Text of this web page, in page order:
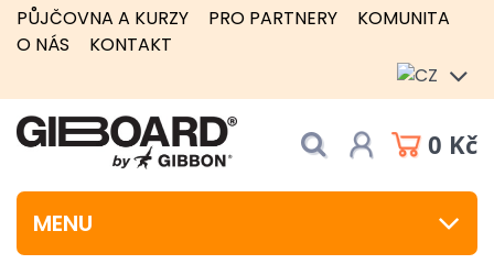
PŮJČOVNA A KURZY PRO PARTNERY
KOMUNITA
O NÁS
KONTAKT
0 Kč
MENU